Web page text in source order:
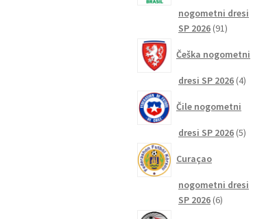
nogometni dresi
SP 2026 9191
Češka nogometni
dresi SP 2026 44
Čile nogometni
dresi SP 2026 55
Curaçao
nogometni dresi
SP 2026 66